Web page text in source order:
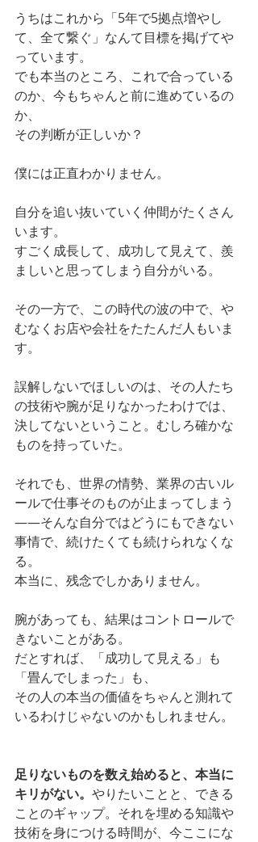
うちはこれから「5年で5拠点増やし
て、全て繋ぐ」なんて目標を掲げてや
っています。
でも本当のところ、これで合っている
のか、今もちゃんと前に進めているの
か、
その判断が正しいか？
僕には正直わかりません。
自分を追い抜いていく仲間がたくさん
います。
すごく成長して、成功して見えて、羨
ましいと思ってしまう自分がいる。
その一方で、この時代の波の中で、や
むなくお店や会社をたたんだ人もいま
す。
誤解しないでほしいのは、その人たち
の技術や腕が足りなかったわけでは、
決してないということ。むしろ確かな
ものを持っていた。
それでも、世界の情勢、業界の古いル
ールで仕事そのものが止まってしまう
——そんな自分ではどうにもできない
事情で、続けたくても続けられなくな
る。
本当に、残念でしかありません。
腕があっても、結果はコントロールで
きないことがある。
だとすれば、「成功して見える」も
「畳んでしまった」も、
その人の本当の価値をちゃんと測れて
いるわけじゃないのかもしれません。
足りないものを数え始めると、本当に
キリがない。 やりたいことと、できる
ことのギャップ。それを埋める知識や
技術を身につける時間が、今ここにな